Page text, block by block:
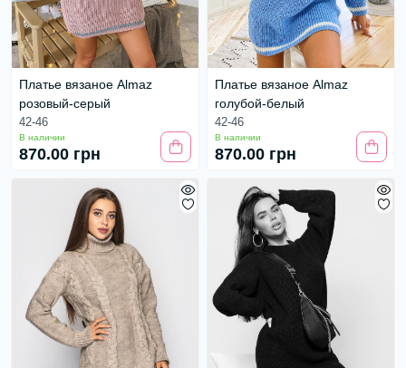
Платье вязаное Almaz
розовый-серый
42-46
В наличии
870.00 грн
Платье вязаное Almaz
голубой-белый
42-46
В наличии
870.00 грн